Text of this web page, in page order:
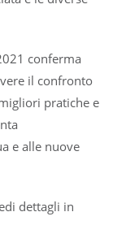
conferma
il confronto
pratiche e
e alle nuove
dettagli in